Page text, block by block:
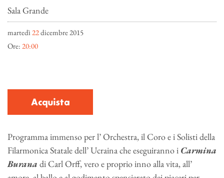
Sala Grande
martedì 22dicembre 2015
Ore: 20:00
Acquista
Programma immenso per l’ Orchestra, il Coro e i Solisti della
Filarmonica Statale dell’ Ucraina che eseguiranno i Carmina
Burana di Carl Orff, vero e proprio inno alla vita, all’